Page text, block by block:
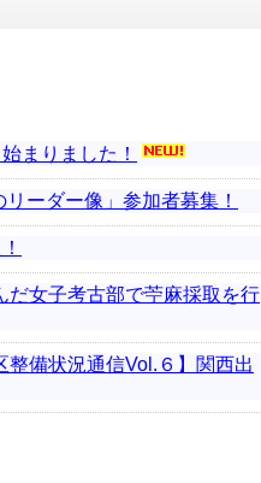
まりました！
ーダー像」参加者募集！
だ女子考古部で苧麻採取を行
整備状況通信Vol.６】関西出